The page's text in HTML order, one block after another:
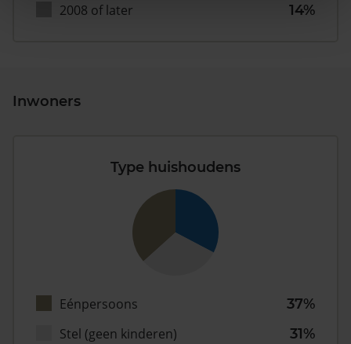
2008 of later
14%
Inwoners
Type huishoudens
Eénpersoons
37%
Stel (geen kinderen)
31%